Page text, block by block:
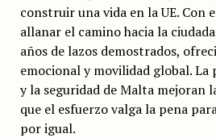
construir una vida en la UE. Con
allanar el camino hacia la
años de lazos demostrados,
emocional y movilidad global.
y la seguridad de Malta mejoran
que el esfuerzo valga la pena
por igual.